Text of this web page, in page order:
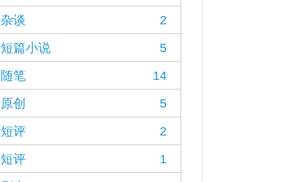
杂谈
2
短篇小说
5
随笔
14
原创
5
短评
2
短评
1